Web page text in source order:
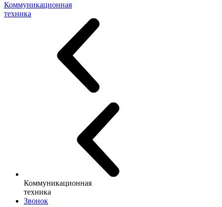
Коммуникационная
техника
Коммуникационная
техника
Звонок